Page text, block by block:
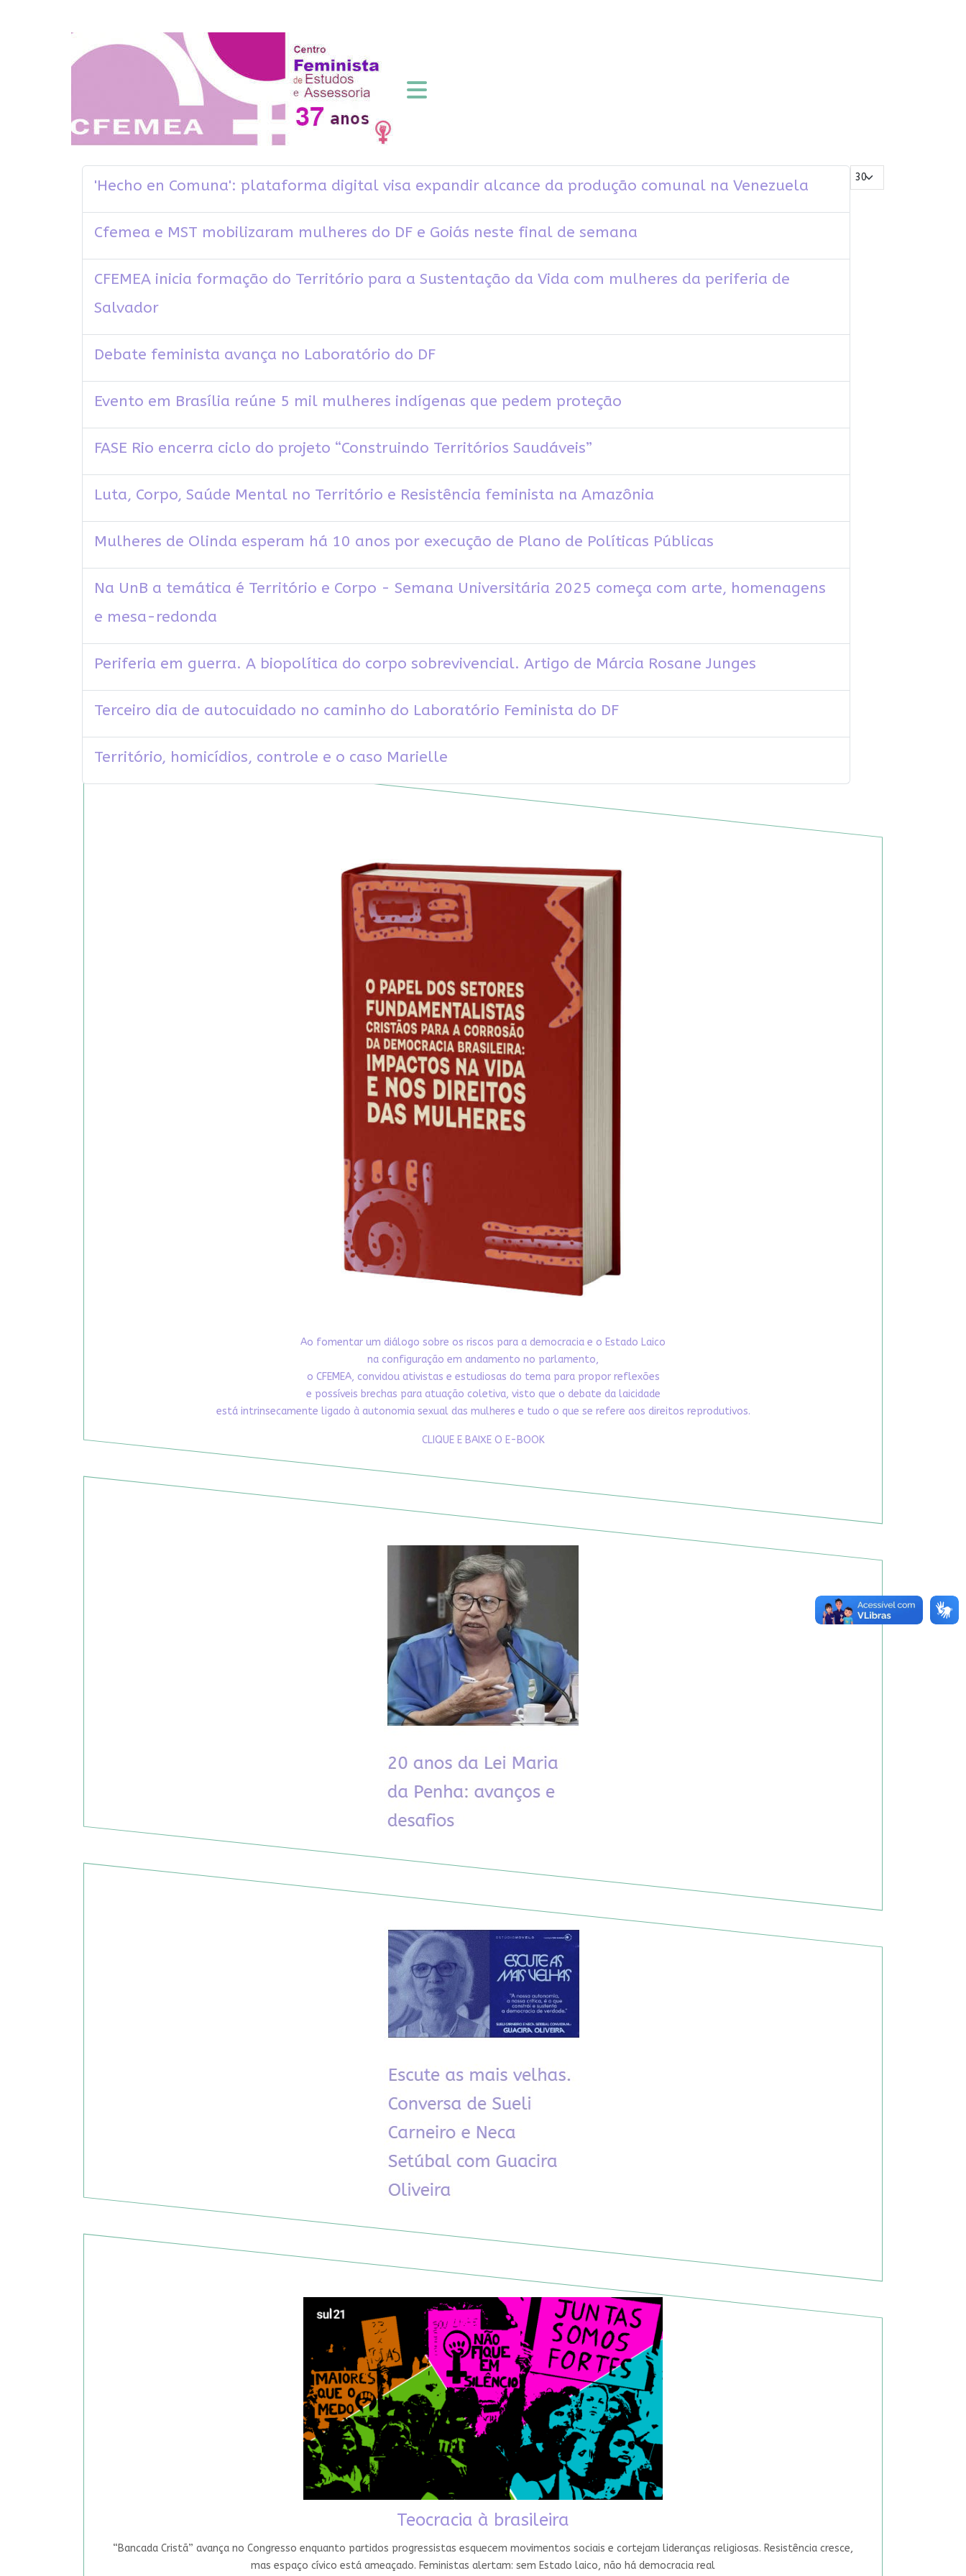
Mostrar #
'Hecho en Comuna': plataforma digital visa expandir alcance da produção comunal na Venezuela
Cfemea e MST mobilizaram mulheres do DF e Goiás neste final de semana
CFEMEA inicia formação do Território para a Sustentação da Vida com mulheres da periferia de
Salvador
Debate feminista avança no Laboratório do DF
Evento em Brasília reúne 5 mil mulheres indígenas que pedem proteção
FASE Rio encerra ciclo do projeto “Construindo Territórios Saudáveis”
Luta, Corpo, Saúde Mental no Território e Resistência feminista na Amazônia
Mulheres de Olinda esperam há 10 anos por execução de Plano de Políticas Públicas
Na UnB a temática é Território e Corpo - Semana Universitária 2025 começa com arte, homenagens
e mesa-redonda
Periferia em guerra. A biopolítica do corpo sobrevivencial. Artigo de Márcia Rosane Junges
Terceiro dia de autocuidado no caminho do Laboratório Feminista do DF
Território, homicídios, controle e o caso Marielle
Ao fomentar um diálogo sobre os riscos para a democracia e o Estado Laico
na configuração em andamento no parlamento,
o CFEMEA, convidou ativistas e estudiosas do tema para propor reflexões
e possíveis brechas para atuação coletiva, visto que o debate da laicidade
está intrinsecamente ligado à autonomia sexual das mulheres e tudo o que se refere aos direitos reprodutivos.
CLIQUE E BAIXE O E-BOOK
Teocracia à brasileira
“Bancada Cristã” avança no Congresso enquanto partidos progressistas esquecem movimentos sociais e cortejam lideranças religiosas. Resistência cresce,
mas espaço cívico está ameaçado. Feministas alertam: sem Estado laico, não há democracia real